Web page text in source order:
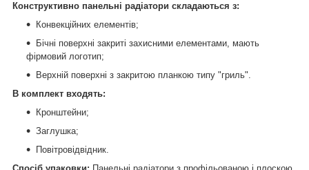
Конструктивно панельні радіатори складаються з:
Конвекційних елементів;
Бічні поверхні закриті захисними елементами, мають
фірмовий логотип;
Верхній поверхні з закритою планкою типу "гриль".
В комплект входять:
Кронштейни;
Заглушка;
Повітровідвідник.